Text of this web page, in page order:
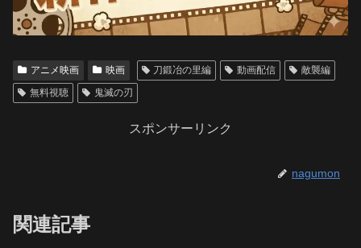
アニメ映画 映画 刀鍛冶の里編 動画配信
敵襲編
無料視聴
鬼滅の刃
スポンサーリンク
nagumon
関連記事